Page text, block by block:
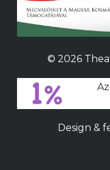
© 2026
Design &